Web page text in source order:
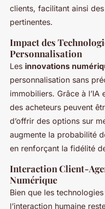
clients, facilitant ainsi
pertinentes.
Impact des
Personnalisation
Les innovations
personnalisation sans
immobiliers. Grâce à
des acheteurs peuvent
d’offrir des options sur
augmente la probabilité
en renforçant la fidélité
Interaction Client-
Numérique
Bien que les
l’interaction humaine